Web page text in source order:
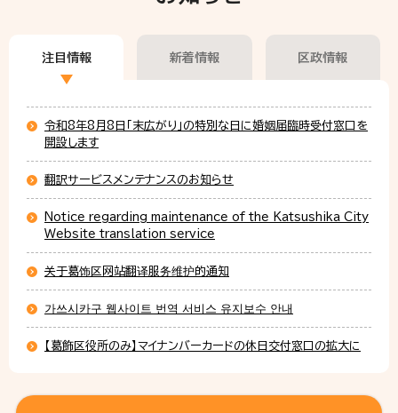
注目情報 新着情報 区政情報
令和8年8月8日「末広がり」の特別な日に婚姻届臨時受付窓口を
開設します
翻訳サービスメンテナンスのお知らせ
Notice regarding maintenance of the Katsushika City
Website translation service
关于葛饰区网站翻译服务维护的通知
가쓰시카구 웹사이트 번역 서비스 유지보수 안내
【葛飾区役所のみ】マイナンバーカードの休日交付窓口の拡大に